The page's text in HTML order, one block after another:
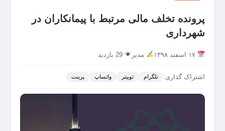
پرونده تخلف مالی مرتبط با پیمانکاران در
شهرداری
مدیر 29 بازدید
اشتراک گذاری: تلگرام توییتر واتساپ پرینت